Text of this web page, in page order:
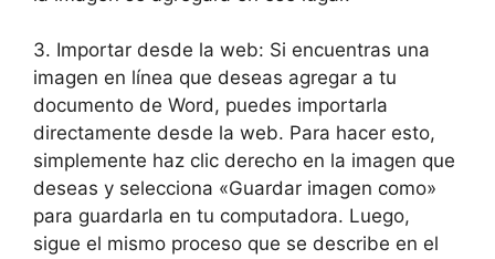
3. Importar desde la web: Si encuentras una
imagen en línea que deseas agregar a tu
documento de Word, puedes importarla
directamente desde la web. Para hacer esto,
simplemente haz clic derecho en la imagen que
deseas y selecciona «Guardar imagen como»
para guardarla en tu computadora. Luego,
sigue el mismo proceso que se describe en el